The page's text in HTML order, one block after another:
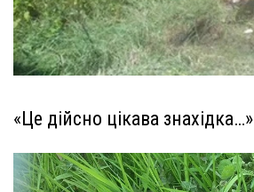
«Це дійсно цікава знахідка…»